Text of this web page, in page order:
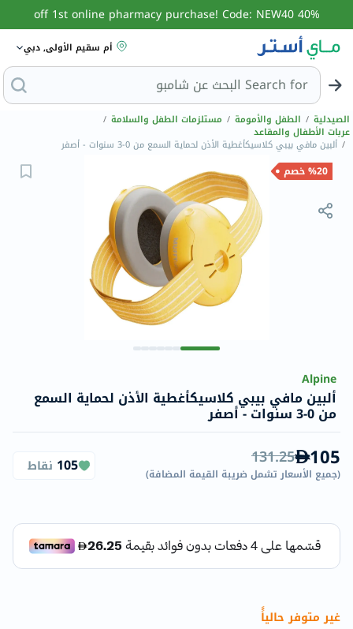
40% off 1st online pharmacy purchase! Code: NEW40
أم سقيم الأولى, دبي
Search for ال
الصيدلية / الطفل والأمومة / مستلزمات الطفل والسلامة /
عربات الأطفال والمقاعد
/ ألبين مافي بيبي كلاسيكأغطية الأذن لحماية السمع من 0-3 سنوات - أصفر
%20 خصم
Alpine
ألبين مافي بيبي كلاسيكأغطية الأذن لحماية السمع
من 0-3 سنوات - أصفر
105
131.25
(جميع الأسعار تشمل ضريبة القيمة المضافة)
105 نقاط
غير متوفر حالياًً